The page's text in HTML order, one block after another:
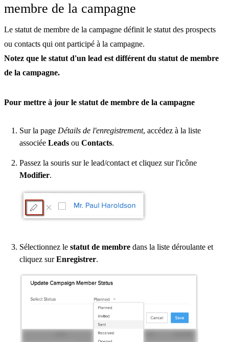
membre de la campagne
Le statut de membre de la campagne définit le statut des prospects
ou contacts qui ont participé à la campagne.
Notez que le statut d'un lead est différent du statut de membre
de la campagne.
Pour mettre à jour le statut de membre de la campagne
Sur la page Détails de l'enregistrement, accédez à la liste
associée Leads ou Contacts.
Passez la souris sur le lead/contact et cliquez sur l'icône
Modifier.
Sélectionnez le statut de membre dans la liste déroulante et
cliquez surEnregistrer.